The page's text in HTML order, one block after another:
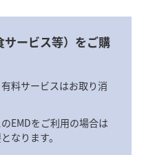
ービス等）をご購
料サービスはお取り消
EMDをご利用の場合は
なります。